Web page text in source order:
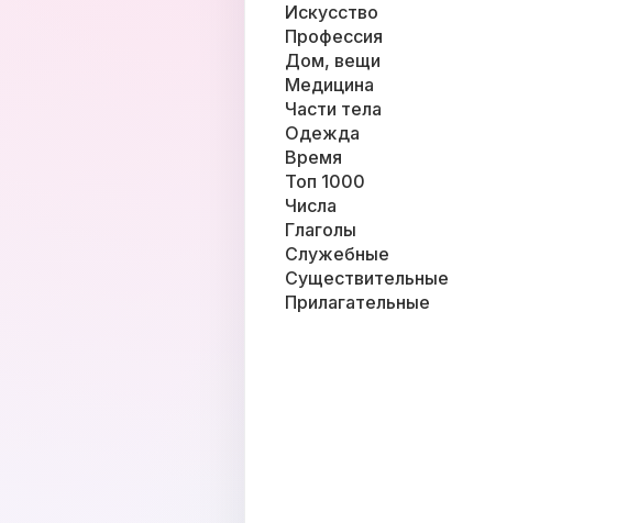
Искусство
Профессия
Дом, вещи
Медицина
Части тела
Одежда
Время
Топ 1000
Числа
Глаголы
Служебные
Существительные
Прилагательные